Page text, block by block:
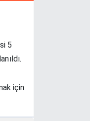
5
için